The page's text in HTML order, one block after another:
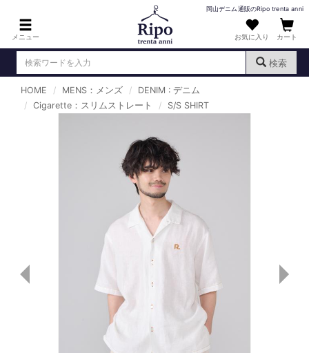
メニュー
岡山デニム通販のRipo trenta anni
お気に入り カート
検索
ログイン （新規会員登録 ）
T-SHIRT : Tシャツ
SHIRT : シャツ
OUTERS : アウター
LADIES : レディース
HOME MENS：メンズ
DENIM : デニム
Cigarette：スリムストレート
S/S SHIRT